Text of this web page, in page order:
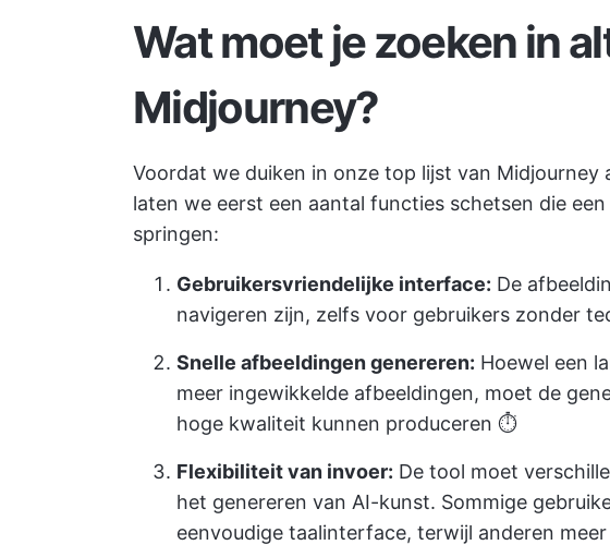
Wat moet je zoeken in
Midjourney?
Voordat we duiken in onze top lijst van Midjourney
laten we eerst een aantal functies schetsen die
springen:
Gebruikersvriendelijke interface: De
navigeren zijn, zelfs voor gebruikers zonder
Snelle afbeeldingen genereren: Hoewel een
meer ingewikkelde afbeeldingen, moet de
hoge kwaliteit kunnen produceren ⏱️
Flexibiliteit van invoer: De tool moet
het genereren van AI-kunst. Sommige
eenvoudige taalinterface, terwijl anderen